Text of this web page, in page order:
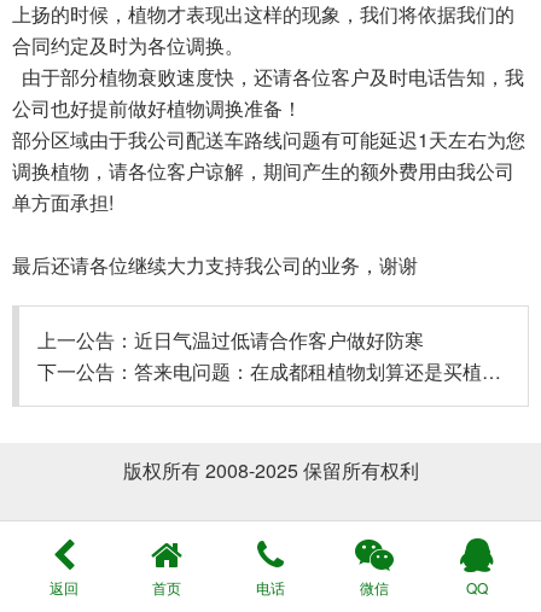
上扬的时候，植物才表现出这样的现象，我们将依据我们的
合同约定及时为各位调换。
由于部分植物衰败速度快，还请各位客户及时电话告知，我
公司也好提前做好植物调换准备！
部分区域由于我公司配送车路线问题有可能延迟1天左右为您
调换植物，请各位客户谅解，期间产生的额外费用由我公司
单方面承担!
最后还请各位继续大力支持我公司的业务，谢谢
上一公告： 近日气温过低请合作客户做好防寒
下一公告： 答来电问题：在成都租植物划算还是买植物划算？
版权所有 2008-2025 保留所有权利
返回 首页 电话 微信 QQ